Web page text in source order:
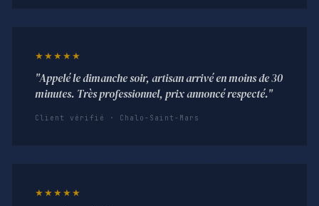
★★★★★
"Appelé le dimanche soir, artisan arrivé en moins de 30
minutes. Très professionnel, prix annoncé respecté."
Client vérifié · Chalo-Saint-Mars
★★★★★